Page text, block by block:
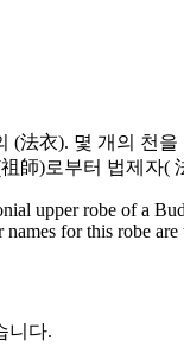
(法衣). 몇 개의 천
師)로부터 법제자(
upper robe of a
for this robe
니다.